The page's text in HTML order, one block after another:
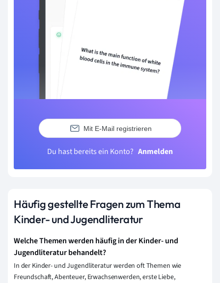
Mit E-Mail registrieren
Du hast bereits ein Konto? Anmelden
Häufig gestellte Fragen zum Thema
Kinder- und Jugendliteratur
Welche Themen werden häufig in der Kinder- und
Jugendliteratur behandelt?
In der Kinder- und Jugendliteratur werden oft Themen wie
Freundschaft, Abenteuer, Erwachsenwerden, erste Liebe,